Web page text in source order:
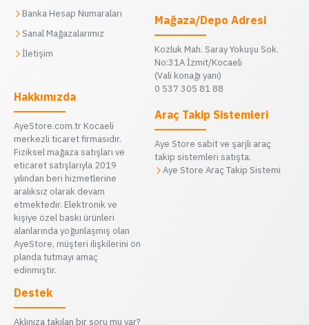
Banka Hesap Numaraları
Sanal Mağazalarımız
İletişim
Hakkımızda
AyeStore.com.tr Kocaeli
merkezli ticaret firmasıdır.
Fiziksel mağaza satışları ve
eticaret satışlarıyla 2019
yılından beri hizmetlerine
aralıksız olarak devam
etmektedir. Elektronik ve
kişiye özel baskı ürünleri
alanlarında yoğunlaşmış olan
AyeStore, müşteri ilişkilerini ön
planda tutmayı amaç
edinmiştir.
Mağaza/Depo Adresi
Kozluk Mah. Saray Yokuşu Sok.
No:31A İzmit/Kocaeli
(Vali konağı yanı)
0 537 305 81 88
Araç Takip Sistemleri
Aye Store sabit ve şarjlı araç
takip sistemleri satışta.
Aye Store Araç Takip Sistemi
Destek
Aklınıza takılan bir soru mu var?